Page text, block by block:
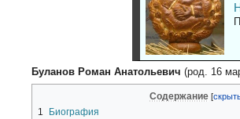
Буланов Роман Анатольевич (род. 16
Содержание
1
Биография